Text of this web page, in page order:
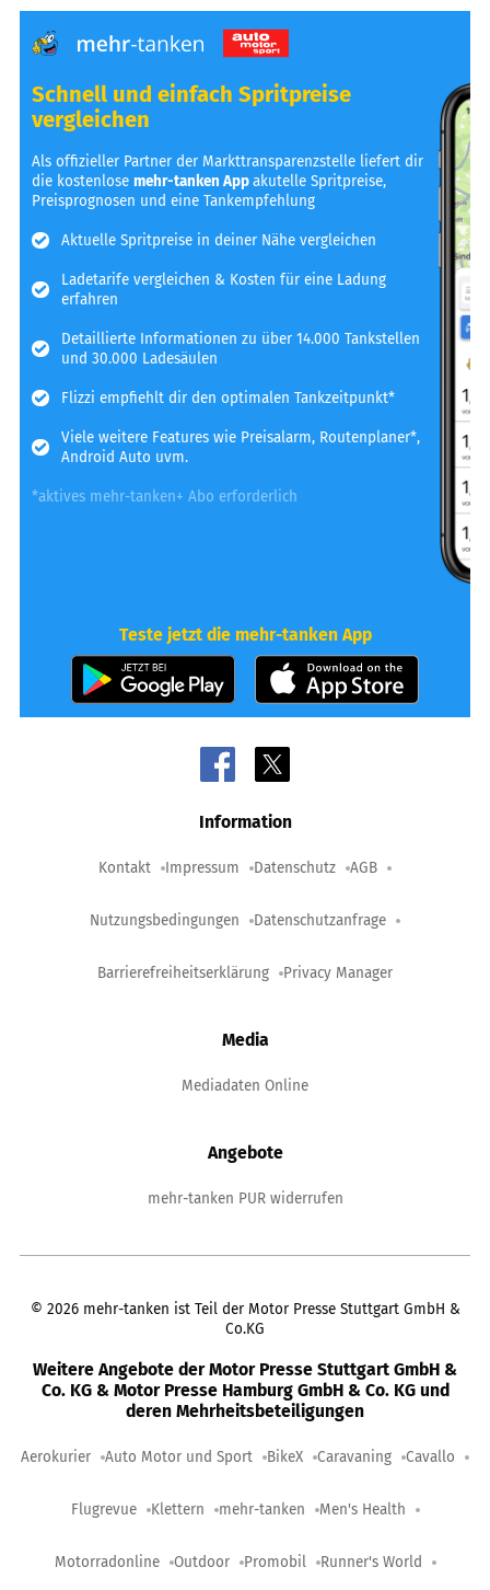
Schnell und einfach Spritpreise
vergleichen
Als offizieller Partner der Markttransparenzstelle liefert dir
die kostenlosemehr-tanken Appakutelle Spritpreise,
Preisprognosen und eine Tankempfehlung
Aktuelle Spritpreise in deiner Nähe vergleichen
Ladetarife vergleichen & Kosten für eine Ladung
erfahren
Detaillierte Informationen zu über 14.000 Tankstellen
und 30.000 Ladesäulen
Flizzi empfiehlt dir den optimalen Tankzeitpunkt*
Viele weitere Features wie Preisalarm, Routenplaner*,
Android Auto uvm.
*aktives mehr-tanken+ Abo erforderlich
Teste jetzt die mehr-tanken App
Information
Kontakt Impressum Datenschutz AGB
Nutzungsbedingungen Datenschutzanfrage
Barrierefreiheitserklärung Privacy Manager
Media
Mediadaten Online
Angebote
mehr-tanken PUR widerrufen
© 2026 mehr-tanken ist Teil der Motor Presse Stuttgart GmbH &
Co.KG
Weitere Angebote der Motor Presse Stuttgart GmbH &
Co. KG & Motor Presse Hamburg GmbH & Co. KG und
deren Mehrheitsbeteiligungen
Aerokurier Auto Motor und Sport BikeX Caravaning Cavallo
Flugrevue Klettern mehr-tanken Men's Health
Motorradonline Outdoor Promobil Runner's World